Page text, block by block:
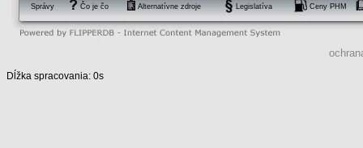
Správy Čo je čo Alternatívne zdroje Legislatíva Ceny PHM
Dĺžka spracovania: 0s